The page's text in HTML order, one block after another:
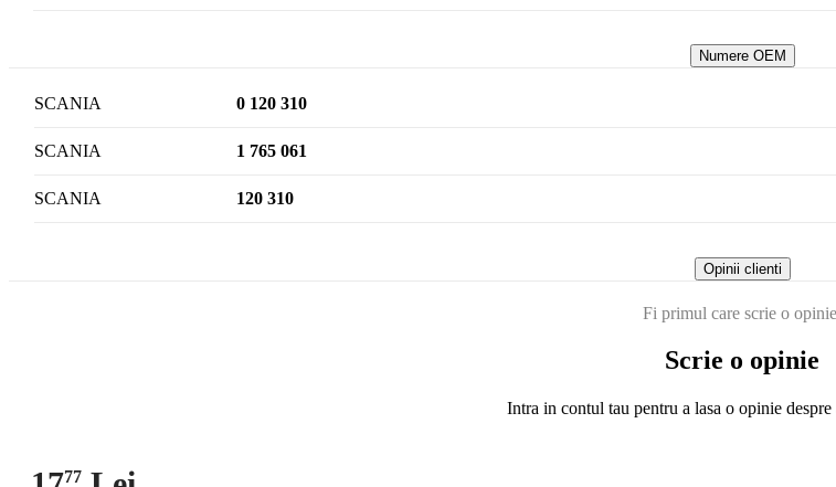
Numere OEM
SCANIA 0 120 310
SCANIA 1 765 061
SCANIA 120 310
Opinii clienti
Fi primul care scrie o
Scrie o opinie
Intra in contul tau pentru a lasa o opinie despre
77